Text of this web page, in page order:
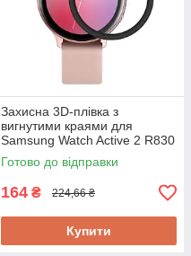
Захисна 3D-плівка з
вигнутими краями для
Samsung Watch Active 2 R830
40/42mm Black
Готово до відправки
164 ₴ 224,66 ₴
Купити